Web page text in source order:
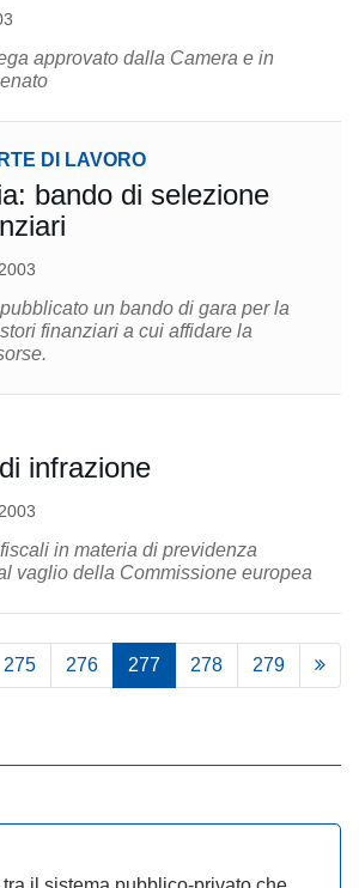
approvato dalla Camera e in
DI LAVORO
bando di selezione
un bando di gara per la
finanziari a cui affidare la
infrazione
in materia di previdenza
vaglio della Commissione europea
275 276 277 278 279